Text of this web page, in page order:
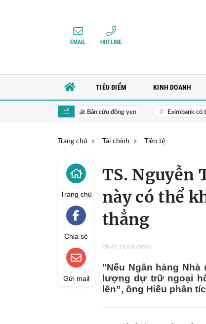
EMAIL HOTLINE
TIÊU ĐIỂM KINH DOANH
Mỹ giúp Nhật Bản cứu đồng yen Eximbank có tân tổng
Trang chủ Tài chính Tiền tệ
Trang chủ
Chia sẻ
Gửi mail
TS. Nguyễn
này có thể
thẳng
09:41 15/05/2026
"Nếu Ngân hàng
lượng dự trữ ngoại
lên”, ông Hiếu phân